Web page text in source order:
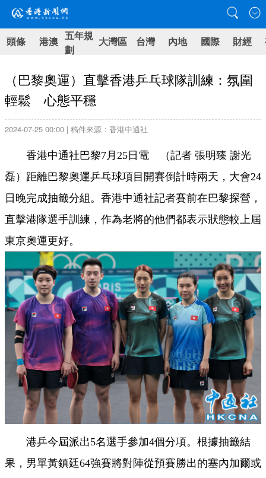
頭條 港澳 五年規
劃
大灣區 台灣 內地 國際 財經
（巴黎奧運）直擊香港乒乓球隊訓練：氛圍
輕鬆 心態平穩
2024-07-25 00:00 | 稿件來源：香港中通社
香港中通社巴黎7月25日電 （記者 張明臻 謝光
磊）距離巴黎奧運乒乓球項目開賽倒計時兩天，大會24
日晚完成抽籤分組。香港中通社記者賽前在巴黎探營，
直擊港隊選手訓練，作為老將的他們都表示狀態較上屆
東京奧運更好。
港乒今屆派出5名選手參加4個分項。根據抽籤結
果，男單黃鎮廷64強賽將對陣從預賽勝出的塞內加爾或